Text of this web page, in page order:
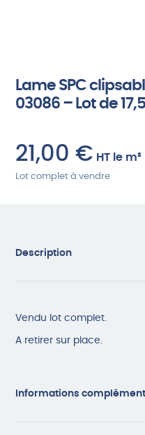
Lame SPC
03086 – Lot de
21,00€ HT le m²
Lot complet à vendre
Description
Vendu lot complet.
A retirer sur place.
Informations